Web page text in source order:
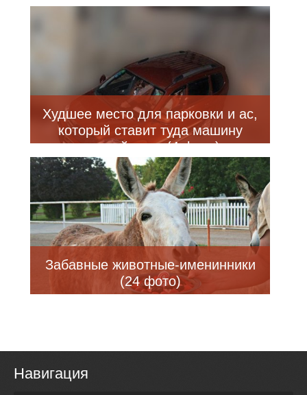
Худшее место для парковки и ас,
который ставит туда машину
каждый день (4 фото)
Забавные животные-именинники
(24 фото)
Навигация